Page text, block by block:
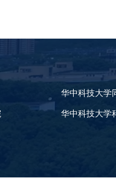
华中科技大学
华中科技大学